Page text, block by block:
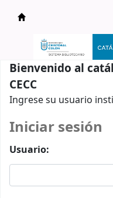
Catálogo en línea
Bienvenido al
CECC
Ingrese su usuario
Iniciar sesión
Usuario: